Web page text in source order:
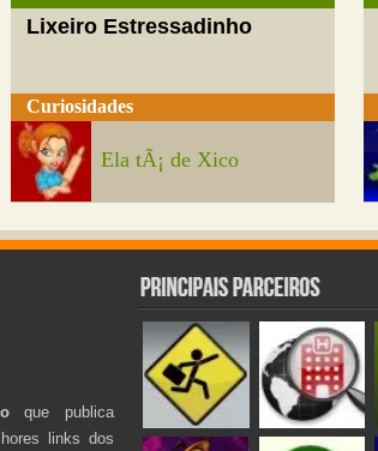
Lixeiro Estressadinho
Curiosidades
Ela tÃ¡ de Xico
que publica
links dos